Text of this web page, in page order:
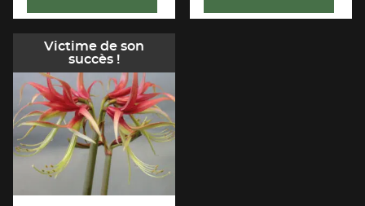
3,46€TTC.
Victime de son
succès !
APERÇU
RAPIDE